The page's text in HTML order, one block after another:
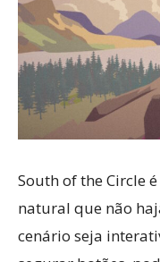
South of the Circle
natural que não
cenário seja